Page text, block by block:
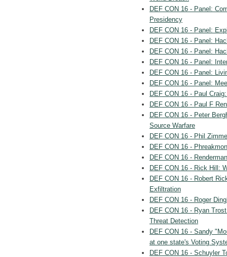
DEF CON 16 - Panel:
Presidency
DEF CON 16 - Panel:
DEF CON 16 - Panel:
DEF CON 16 - Panel:
DEF CON 16 - Panel:
DEF CON 16 - Panel:
DEF CON 16 - Panel:
DEF CON 16 - Paul
DEF CON 16 - Paul F
DEF CON 16 - Peter
Source Warfare
DEF CON 16 - Phil
DEF CON 16 -
DEF CON 16 -
DEF CON 16 - Rick Hill:
DEF CON 16 - Robert
Exfiltration
DEF CON 16 - Roger
DEF CON 16 - Ryan
Threat Detection
DEF CON 16 - Sandy
at one state's Voting
DEF CON 16 - Schuyler